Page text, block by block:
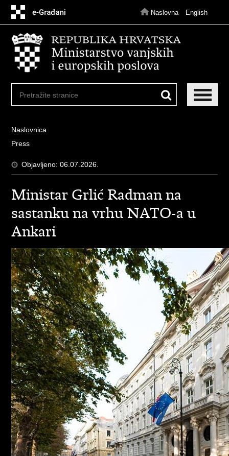
glavni
sadržaj
Naslovna English
Naslovnica
Press
Objavljeno: 06.07.2026.
Ministar Grlić Radman na
sastanku na vrhu NATO-a u
Ankari